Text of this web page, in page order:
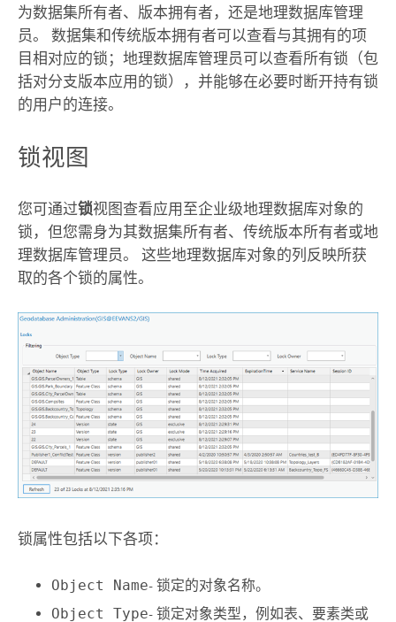
为数据集所有者、版本拥有者，还是地理数据库管理
员。 数据集和传统版本拥有者可以查看与其拥有的项
目相对应的锁；地理数据库管理员可以查看所有锁（包
括对分支版本应用的锁），并能够在必要时断开持有锁
的用户的连接。
锁视图
您可通过锁视图查看应用至企业级地理数据库对象的
锁，但您需身为其数据集所有者、传统版本所有者或地
理数据库管理员。 这些地理数据库对象的列反映所获
取的各个锁的属性。
锁属性包括以下各项：
Object Name- 锁定的对象名称。
Object Type- 锁定对象类型，例如表、要素类或